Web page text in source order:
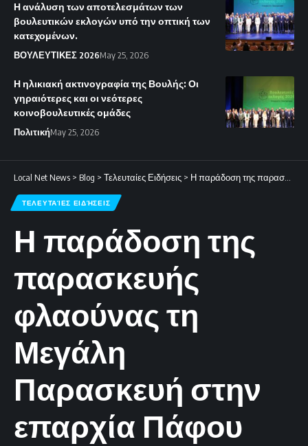
Η ανάλυση των αποτελεσμάτων των
βουλευτικών εκλογών υπό την οπτική των
κατεχομένων.
ΒΟΥΛΕΥΤΙΚΕΣ 2026May 25, 2026
Η ηλικιακή ακτινογραφία της Βουλής: Οι
γηραιότερες και οι νεότερες
κοινοβουλευτικές ομάδες
ΠολιτικήMay 25, 2026
Local Net News > Blog > Τελευταίες Ειδήσεις > Η παράδοση της παρασκευής φλαούνας τη Μεγάλη Παρασκευή στην επαρχία Πάφου
ΤΕΛΕΥΤΑΊΕΣ ΕΙΔΉΣΕΙΣ
Η παράδοση της
παρασκευής
φλαούνας τη
Μεγάλη
Παρασκευή στην
επαρχία Πάφου